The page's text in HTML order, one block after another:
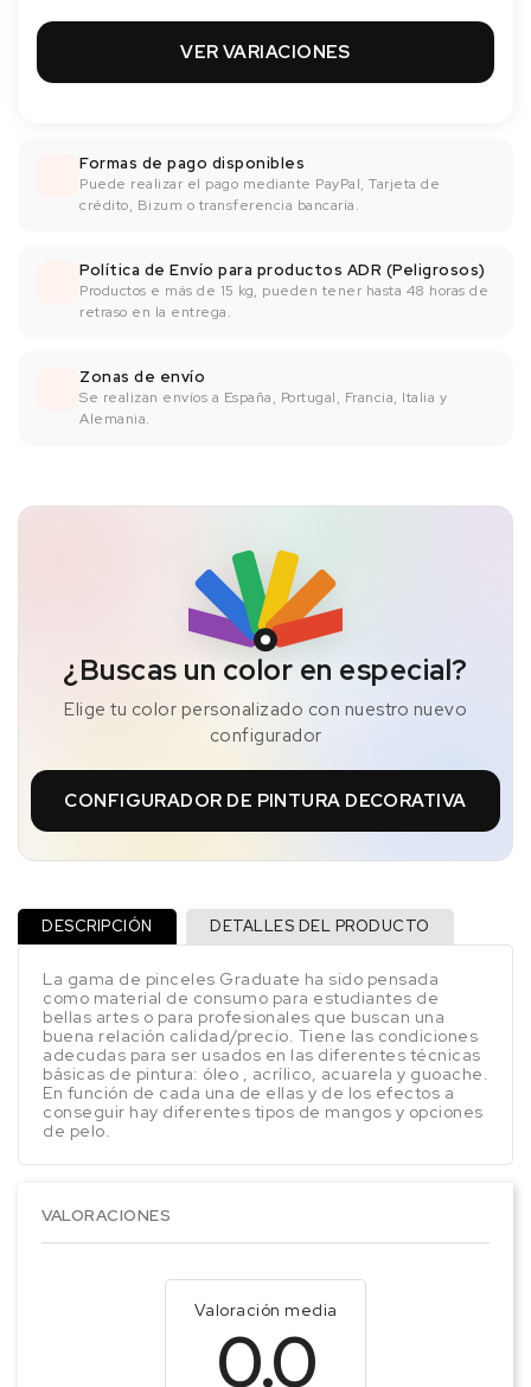
VER VARIACIONES
Formas de pago disponibles
Puede realizar el pago mediante PayPal, Tarjeta de
crédito, Bizum o transferencia bancaría.
Política de Envío para productos ADR (Peligrosos)
Productos e más de 15 kg, pueden tener hasta 48 horas de
retraso en la entrega.
Zonas de envío
Se realizan envíos a España, Portugal, Francia, Italia y
Alemania.
¿Buscas un color en especial?
Elige tu color personalizado con nuestro nuevo
configurador
CONFIGURADOR DE PINTURA DECORATIVA
DESCRIPCIÓN DETALLES DEL PRODUCTO
La gama de pinceles Graduate ha sido pensada
como material de consumo para estudiantes de
bellas artes o para profesionales que buscan una
buena relación calidad/precio. Tiene las condiciones
adecudas para ser usados en las diferentes técnicas
básicas de pintura: óleo , acrílico, acuarela y guoache.
En función de cada una de ellas y de los efectos a
conseguir hay diferentes tipos de mangos y opciones
de pelo.
VALORACIONES
Valoración media
0.0